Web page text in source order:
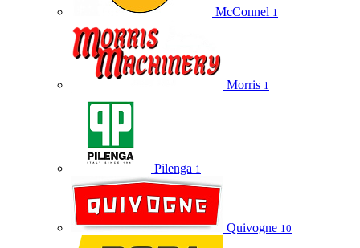
McConnel 1
Morris 1
Pilenga 1
Quivogne 10